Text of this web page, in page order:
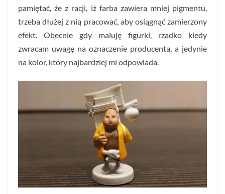
pamiętać, że z racji, iż farba zawiera mniej pigmentu,
trzeba dłużej z nią pracować, aby osiągnąć zamierzony
efekt. Obecnie gdy maluję figurki, rzadko kiedy
zwracam uwagę na oznaczenie producenta, a jedynie
na kolor, który najbardziej mi odpowiada.